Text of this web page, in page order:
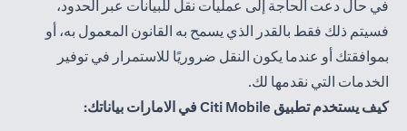
في حال دعت الحاجة إلى عمليات نقل للبيانات عبر الحدود،
فسيتم ذلك فقط بالقدر الذي يسمح به القانون المعمول به، أو
بموافقتك أو عندما يكون النقل ضروريًا للاستمرار في توفير
الخدمات التي نقدمها لك.
كيف يستخدم تطبيق Citi Mobile في الامارات بياناتك: